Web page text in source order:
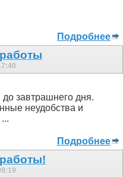
Подробнее
завтрашнего дня.
неудобства и
Подробнее